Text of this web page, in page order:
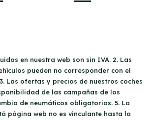
en nuestra web son sin IVA. 2. Las
pueden no corresponder con el
Las ofertas y precios de nuestros coches
de las campañas de los
de neumáticos obligatorios. 5. La
página web no es vinculante hasta la